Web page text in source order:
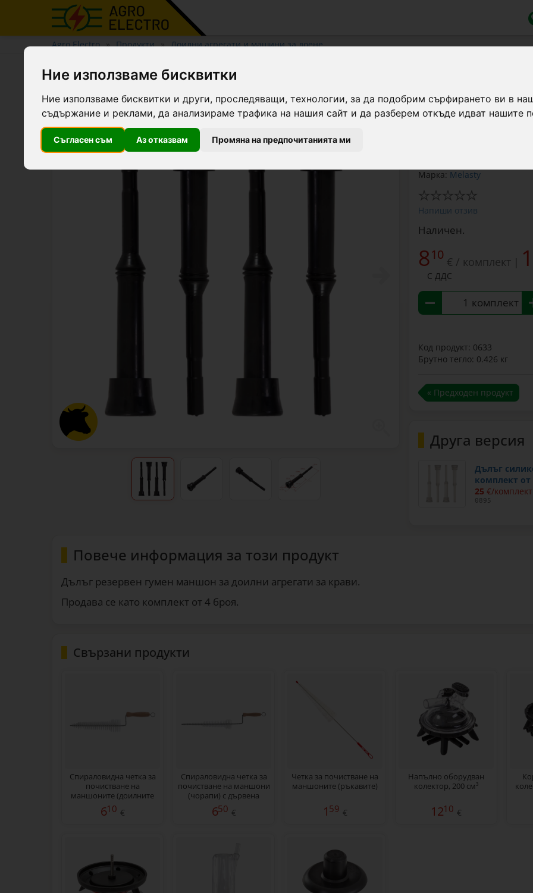
Ние използваме бисквитки
Ние използваме бисквитки и други, проследяващи, технологии, за да подобрим сърфирането ви в
съдържание и реклами, да анализираме трафика на нашия сайт и да разберем откъде идват нашите
Съгласен съм Аз отказвам Промяна на предпочитанията ми
Agro Electro Продукти Доилни агрегати и машини за доене
Дълъг гумен ръкав (маншон) за доилни машини за крави,
Дълъг гумен
Марка: Melasty
Напиши отзив
Наличен.
810 € / комплект |
С ДДС
комплект
Код продукт: 0633
Брутно тегло: 0.426 кг
« Предходен продукт
Друга версия
Дълъг
комплект от
25 €/комплект
0895
Повече информация за този продукт
Дълъг резервен гумен маншон за доилни агрегати за крави.
Продава се като комплект от 4 броя.
Свързани продукти
Спираловидна четка за
почистване на
маншоните (доилните
чорапи) с дървена
дръжка, 40 см
610 €
Спираловидна четка за
почистване на маншони
(чорапи) с дървена
дръжка, 50 см
650 €
Четка за почистване на
маншоните (ръкавите)
1 59 €
Напълно оборудван
колектор, 200 см³
1210 €